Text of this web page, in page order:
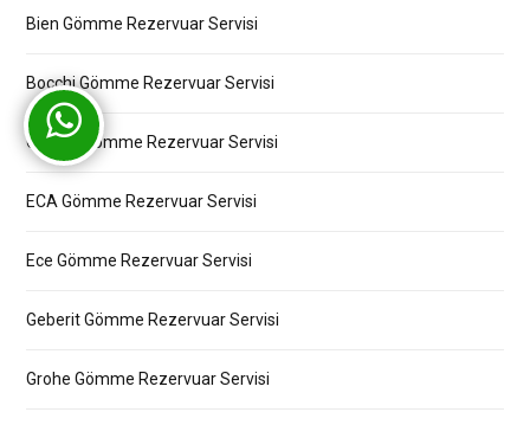
Bien Gömme Rezervuar Servisi
Bocchi Gömme Rezervuar Servisi
Creavit Gömme Rezervuar Servisi
ECA Gömme Rezervuar Servisi
Ece Gömme Rezervuar Servisi
Geberit Gömme Rezervuar Servisi
Grohe Gömme Rezervuar Servisi